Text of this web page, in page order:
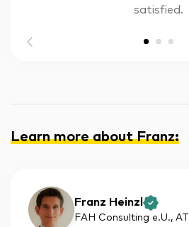
satisfied.
Learn more about Franz:
Franz Heinzl
FAH Consulting e.U., AT